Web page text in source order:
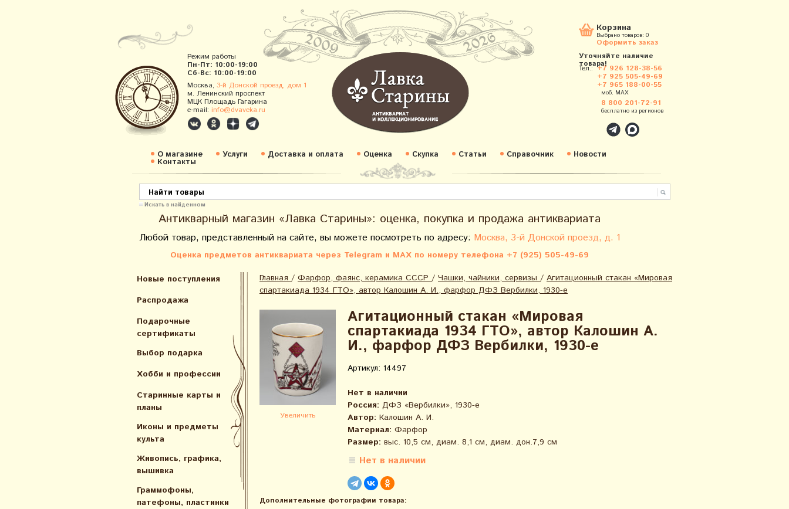
Режим работы
Пн-Пт: 10:00-19:00
Сб-Вс: 10:00-19:00
Москва, 3-й Донской проезд, дом 1
м. Ленинский проспект
МЦК Площадь Гагарина
e-mail: info@dvaveka.ru
Корзина
Выбрано товаров: 0
Оформить заказ
Уточняйте наличие
товара!
Тел.: +7 926 128-38-56
+7 925 505-49-69
+7 965 188-00-55
моб. MAX
8 800 201-72-91
бесплатно из регионов
О магазине Услуги Доставка и оплата Оценка Скупка Статьи Справочник Новости
Контакты
Искать в найденном
Антикварный магазин «Лавка Старины»: оценка, покупка и продажа антиквариата
Любой товар, представленный на сайте, вы можете посмотреть по адресу: Москва, 3-й Донской проезд, д. 1
Оценка предметов антиквариата через Telegram и MAX по номеру телефона +7 (925) 505-49-69
Новые поступления
Распродажа
Подарочные
сертификаты
Выбор подарка
Хобби и профессии
Старинные карты и
планы
Иконы и предметы
культа
Живопись, графика,
вышивка
Граммофоны,
патефоны, пластинки
Главная / Фарфор, фаянс, керамика СССР / Чашки, чайники, сервизы / Агитационный стакан «Мировая
спартакиада 1934 ГТО», автор Калошин А. И., фарфор ДФЗ Вербилки, 1930-е
Увеличить
Агитационный стакан «Мировая
спартакиада 1934 ГТО», автор Калошин А.
И., фарфор ДФЗ Вербилки, 1930-е
Артикул: 14497
Нет в наличии
Россия: ДФЗ «Вербилки», 1930-е
Автор: Калошин А. И.
Материал: Фарфор
Размер: выс. 10,5 см, диам. 8,1 см, диам. дон.7,9 см
Нет в наличии
Дополнительные фотографии товара: